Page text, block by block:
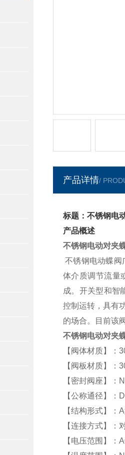
产品详情/
标题：不锈钢电
产品概述
不锈钢电动对夹
不锈钢电动蝶阀
体介质调节流量
成。开关型和智
控制运转，具有
的场合。目前该
不锈钢电动对夹
【阀体材质】：
【阀板材质】：
【密封阀座】：
【公称通径】：
【结构形式】：
【连接方式】：
【电压范围】